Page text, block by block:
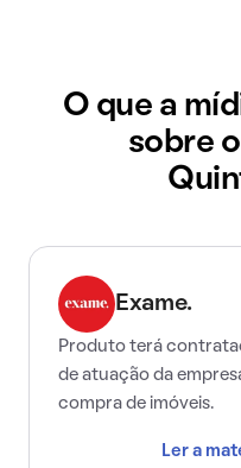
O que a
sobre
Exame.
Produto terá
de atuação da
compra de imóveis.
Ler a